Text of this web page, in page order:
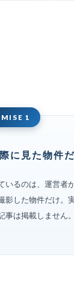
1
に見た物件
いるのは、運営者
影した物件だけ。
事は掲載しません。